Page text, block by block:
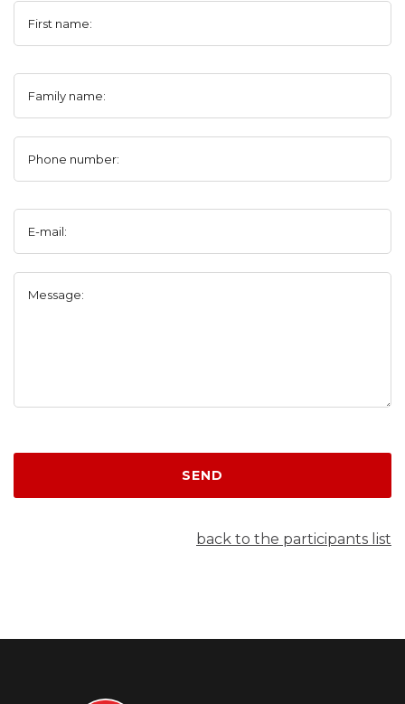
First name:
Family name:
Phone number:
E-mail:
Message:
SEND
back to the participants list